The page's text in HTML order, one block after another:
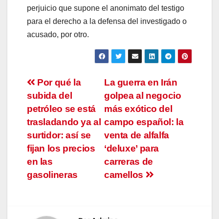
perjuicio que supone el anonimato del testigo
para el derecho a la defensa del investigado o
acusado, por otro.
Navegación
de
entradas
La guerra en Irán
golpea al negocio
más exótico del
campo español: la
venta de alfalfa
‘deluxe’ para
carreras de
camellos
Por qué la
subida del
petróleo se está
trasladando ya al
surtidor: así se
fijan los precios
en las
gasolineras